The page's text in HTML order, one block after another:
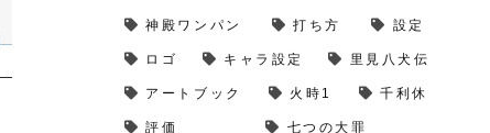
神殿ワンパン 打ち方 設定
ロゴ キャラ設定 里見八犬伝
アートブック 火時1 千利休
評価 七つの大罪